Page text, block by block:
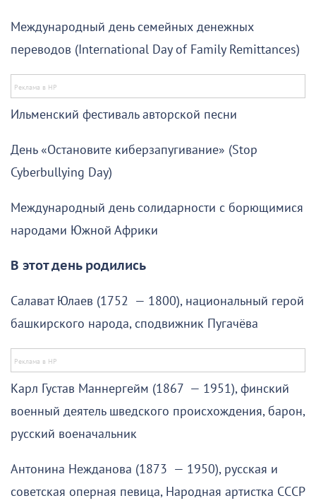
Международный день семейных денежных
переводов (International Day of Family Remittances)
Ильменский фестиваль авторской песни
День «Остановите киберзапугивание» (Stop
Cyberbullying Day)
Международный день солидарности с борющимися
народами Южной Африки
В этот день родились
Салават Юлаев (1752 — 1800), национальный герой
башкирского народа, сподвижник Пугачёва
Карл Густав Маннергейм (1867 — 1951), финский
военный деятель шведского происхождения, барон,
русский военачальник
Антонина Нежданова (1873 — 1950), русская и
советская оперная певица, Народная артистка СССР